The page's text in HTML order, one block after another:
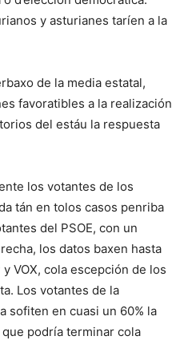
y asturianes taríen a la
de la media estatal,
favoratibles a la realización
del estáu la respuesta
los votantes de los
tán en tolos casos penriba
del PSOE, con un
los datos baxen hasta
VOX, cola escepción de los
Los votantes de la
sofiten en cuasi un 60% la
podría terminar cola